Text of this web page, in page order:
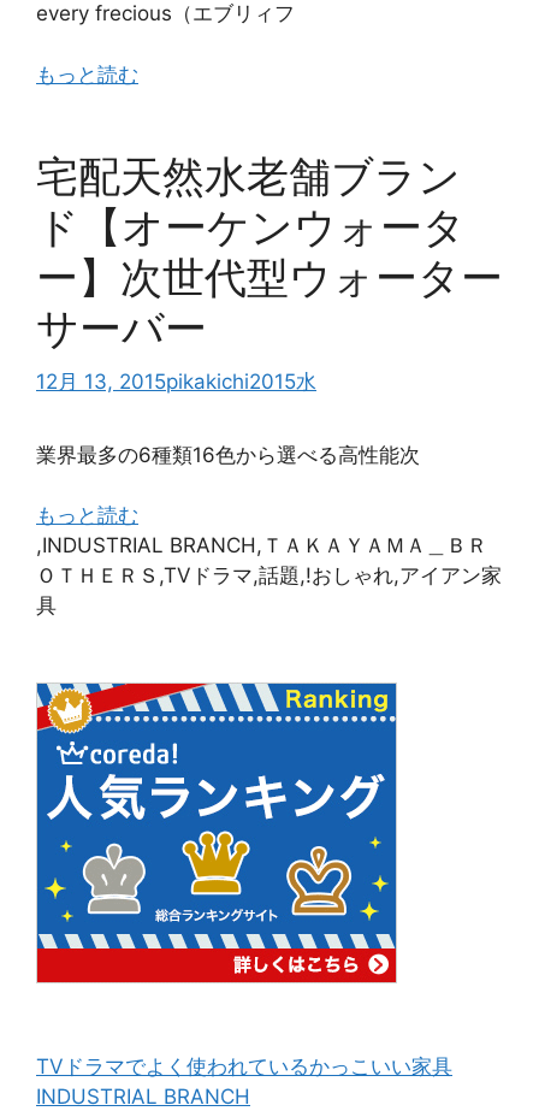
every frecious（エブリィフ
もっと読む
宅配天然水老舗ブラン
ド【オーケンウォータ
ー】次世代型ウォーター
サーバー
12月 13, 2015pikakichi2015水
業界最多の6種類16色から選べる高性能次
もっと読む
,INDUSTRIAL BRANCH,ＴＡＫＡＹＡＭＡ＿ＢＲ
ＯＴＨＥＲＳ,TVドラマ,話題,!おしゃれ,アイアン家
具
TVドラマでよく使われているかっこいい家具
INDUSTRIAL BRANCH